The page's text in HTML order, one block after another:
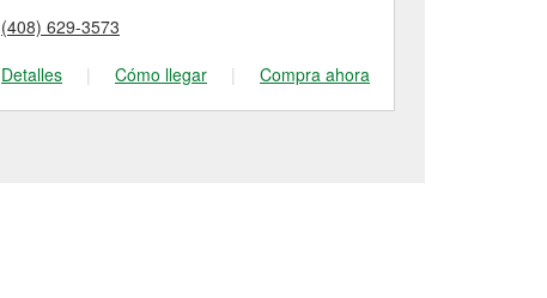
(408) 629-3573
Detalles
| Cómo llegar | Compra ahora